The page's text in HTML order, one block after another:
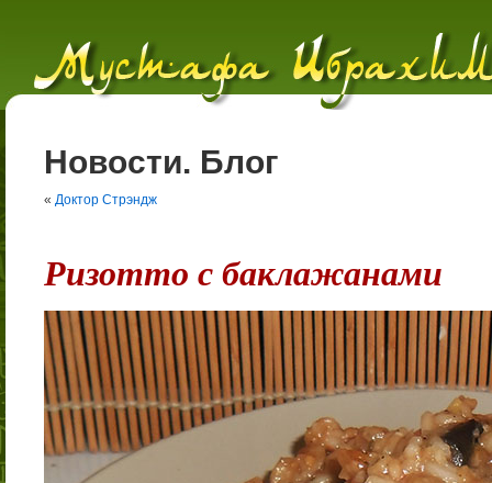
Новости. Блог
« Доктор Стрэндж
Ризотто с баклажанами